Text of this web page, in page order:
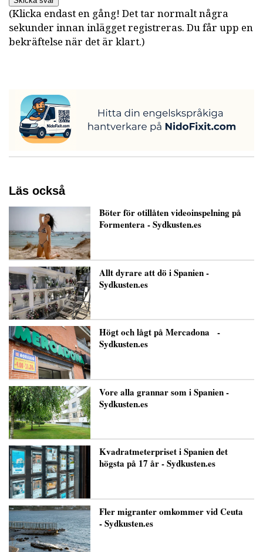
(Klicka endast en gång! Det tar normalt några
sekunder innan inlägget registreras. Du får upp en
bekräftelse när det är klart.)